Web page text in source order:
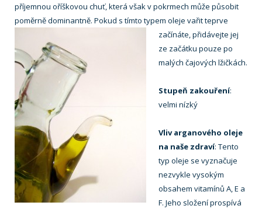
příjemnou oříškovou chuť, která však v pokrmech může působit
poměrně dominantně. Pokud s tímto typem oleje vařit teprve
začínáte, přidávejte jej
ze začátku pouze po
malých čajových lžičkách.
Stupeň zakouření:
velmi nízký
Vliv arganového oleje
na naše zdraví: Tento
typ oleje se vyznačuje
nezvykle vysokým
obsahem vitamínů A, E a
F. Jeho složení prospívá